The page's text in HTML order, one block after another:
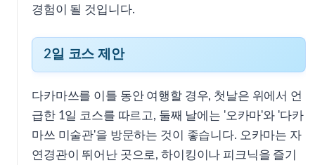
경험이 될 것입니다.
2일 코스 제안
다카마쓰를 이틀 동안 여행할 경우, 첫날은 위에서 언
급한 1일 코스를 따르고, 둘째 날에는 '오카마'와 '다카
마쓰 미술관'을 방문하는 것이 좋습니다. 오카마는 자
연경관이 뛰어난 곳으로, 하이킹이나 피크닉을 즐기